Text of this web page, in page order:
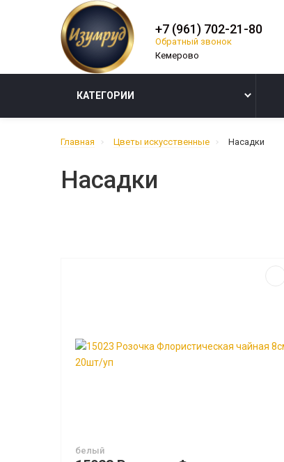
+7 (961) 702-21-80
Обратный звонок
КАТЕГОРИИ
Главная Цветы искусственные Насадки
Насадки
белый